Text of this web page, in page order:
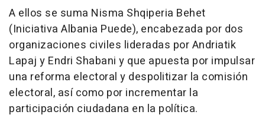
A ellos se suma Nisma Shqiperia Behet
(Iniciativa Albania Puede), encabezada por dos
organizaciones civiles lideradas por Andriatik
Lapaj y Endri Shabani y que apuesta por impulsar
una reforma electoral y despolitizar la comisión
electoral, así como por incrementar la
participación ciudadana en la política.